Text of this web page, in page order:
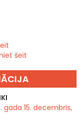
šeit
gada 15. decembris,